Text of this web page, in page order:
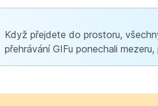
Když přejdete do prostoru,
přehrávání GIFu ponechali